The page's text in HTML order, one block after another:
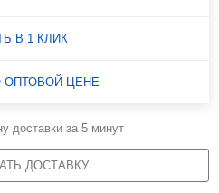
В 1 КЛИК
ОПТОВОЙ ЦЕНЕ
доставки за 5 минут
ДОСТАВКУ